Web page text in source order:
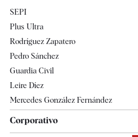
Televisión
SEPI
Plus Ultra
Rodríguez Zapatero
Pedro Sánchez
Guardia Civil
Leire Díez
Mercedes González Fernández
Corporativo